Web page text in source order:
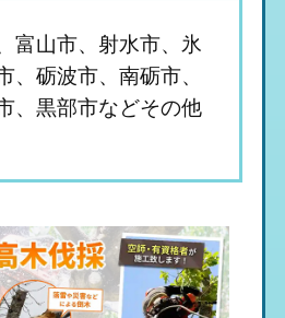
富山市、射水市、氷
、砺波市、南砺市、
、黒部市などその他